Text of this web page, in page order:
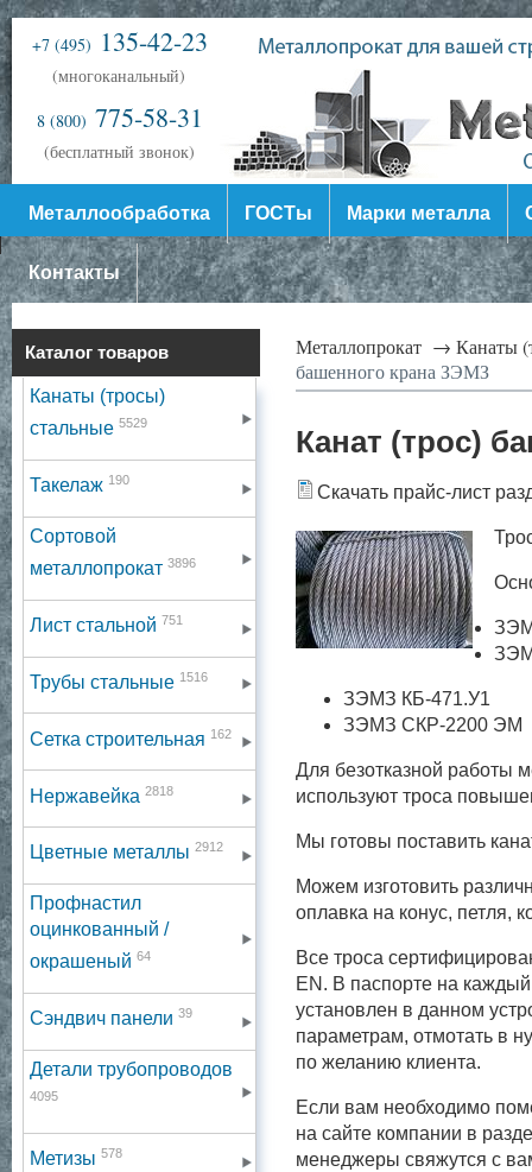
+7 (495) 135-42-23
(многоканальный)
8 (800) 775-58-31
(бесплатный звонок)
Металлообработка ГОСТы Марки металла
Контакты
Каталог товаров
Канаты (тросы)
стальные 5529
Такелаж 190
Сортовой
металлопрокат 3896
Лист стальной 751
Трубы стальные 1516
Сетка строительная 162
Нержавейка 2818
Цветные металлы 2912
Профнастил
оцинкованный /
окрашеный 64
Сэндвич панели 39
Детали трубопроводов
4095
Метизы 578
Металлопрокат → Канаты
башенного крана ЗЭМЗ
Канат (трос)
Скачать прайс-лист
ЗЭМЗ КБ-471.У1
ЗЭМЗ СКР-2200 ЭМ
Для безотказной работы
используют троса
Мы готовы поставить
Можем изготовить
оплавка на конус, петля,
Все троса
EN. В паспорте на
установлен в данном
параметрам, отмотать в
по желанию клиента.
Если вам необходимо
на сайте компании в
менеджеры свяжутся с